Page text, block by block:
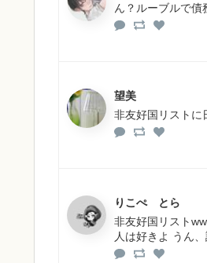
ん？ルーブルで債
望美
非友好国リスト
りこぺ とら
非友好国リスト
人は好きよ うん